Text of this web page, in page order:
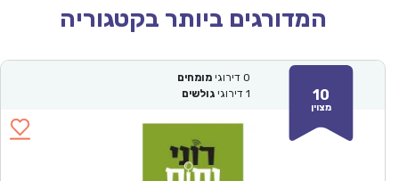
המדורגים ביותר בקטגוריה
10
מצוין
0 דירוגי מומחים
1 דירוגי גולשים